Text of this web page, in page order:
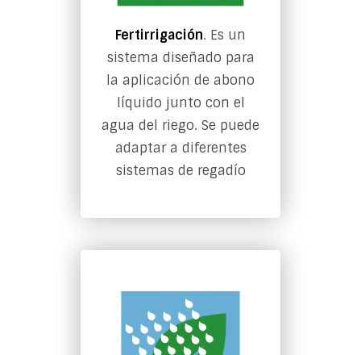
Fertirrigación. Es un
sistema diseñado para
la aplicación de abono
líquido junto con el
agua del riego. Se puede
adaptar a diferentes
sistemas de regadío